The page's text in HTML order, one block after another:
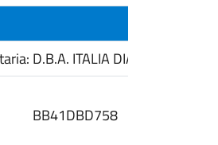
D.B.A. ITALIA DIAGNOSTIC
BB41DBD758